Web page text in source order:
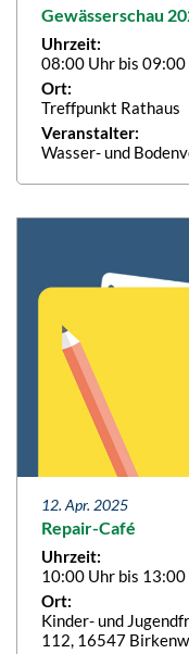
Gewässerschau
Uhrzeit:
08:00 Uhr bis 09:00
Ort:
Treffpunkt Rathaus
Veranstalter:
Wasser- und
12. Apr. 2025
Repair-Café
Uhrzeit:
10:00 Uhr bis 13:00
Ort:
Kinder- und
112, 16547